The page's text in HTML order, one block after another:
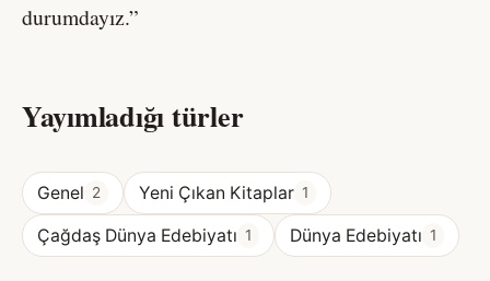
durumdayız.”
Yayımladığı türler
Genel 2 Yeni Çıkan Kitaplar 1
Çağdaş Dünya Edebiyatı 1 Dünya Edebiyatı 1